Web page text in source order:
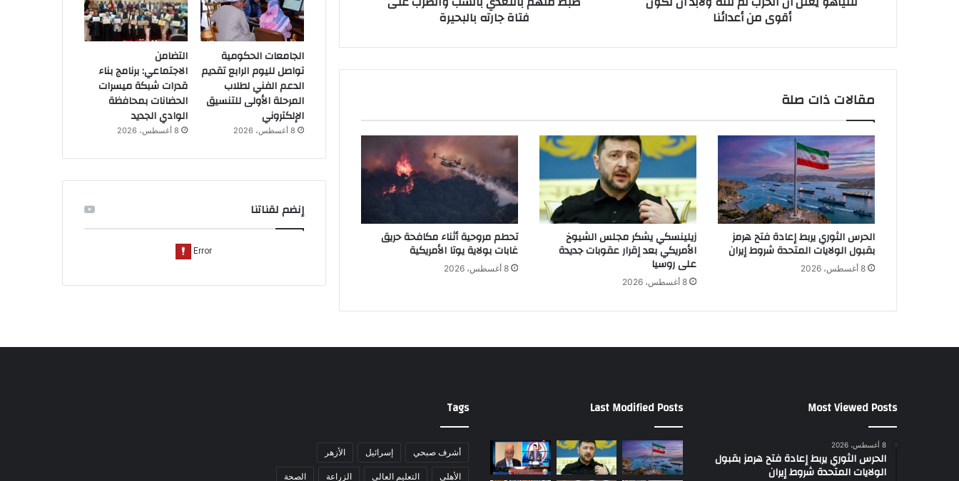
ن
ر
ب
ل
م
ت
ن
ت
ه
و
ل
ا
ب
ن
ك
ق
م
ن
أقوى من أعدائنا
د
س
ب
و
ا
ل
ض
ب
ع
ل
ا
ج
ه
ل
ب
فتاة جارته بالبحيرة
مقالات ذات صلة
الحرس الثوري يربط إعادة فتح هرمز
بقبول الولايات المتحدة شروط إيران
8 أغسطس، 2026
زيلينسكي يشكر مجلس الشيوخ
الأمريكي بعد إقرار عقوبات جديدة
على روسيا
8 أغسطس، 2026
تحطم مروحية أثناء مكافحة حريق
غابات بولاية يوتا الأمريكية
8 أغسطس، 2026
الجامعات الحكومية
تواصل لليوم الرابع تقديم
الدعم الفني لطلاب
المرحلة الأولى للتنسيق
الإلكتروني
8 أغسطس، 2026
التضامن
الاجتماعي: برنامج بناء
قدرات شبكة ميسرات
الحضانات بمحافظة
الوادي الجديد
8 أغسطس، 2026
إنضم لقناتنا
Most Viewed Posts
8 أغسطس، 2026
الحرس الثوري يربط إعادة فتح هرمز بقبول
الولايات المتحدة شروط إيران
Last Modified Posts
Tags
أشرف صبحي إسرائيل الأزهر
الأهلي التعليم العالي الزراعة الصحة